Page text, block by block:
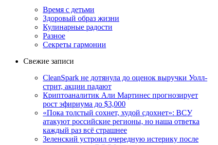
Время с детьми
Здоровый образ жизни
Кулинарные радости
Разное
Секреты гармонии
Свежие записи
CleanSpark не дотянула до оценок выручки Уолл-
стрит, акции падают
Криптоаналитик Али Мартинес прогнозирует
рост эфириума до $3,000
«Пока толстый сохнет, худой сдохнет»: ВСУ
атакуют российские регионы, но наша ответка
каждый раз всё страшнее
Зеленский устроил очередную истерику после